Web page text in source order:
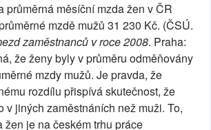
průměrná měsíční mzda žen v ČR
mzdě mužů 31 230 Kč. (ČSÚ.
zaměstnanců v roce 2008. Praha:
že ženy byly v průměru odměňovány
mzdy mužů. Je pravda, že
rozdílu přispívá skutečnost, že
v jiných zaměstnáních než muži. To,
žen je na českém trhu práce